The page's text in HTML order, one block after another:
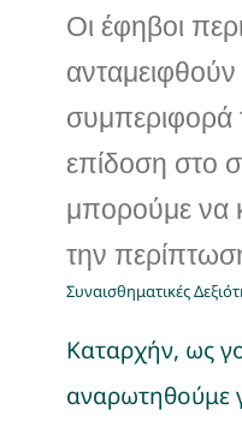
Οι έφηβοι
ανταμειφθούν
συμπεριφορά
επίδοση στο
μπορούμε να
την
Συναισθηματικές
Καταρχήν, ως
αναρωτηθούμε